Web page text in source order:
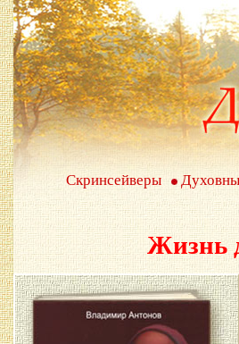
Скринсейверы
Жизнь